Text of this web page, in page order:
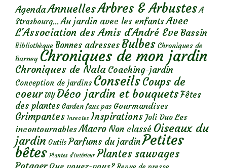
AgendaAnnuellesArbres & Arbustes A
Strasbourg... Au jardin avec les enfantsAvec
L'Association des Amis d'André Eve Bassin
Bibliothèque Bonnes adresses Bulbes Chroniques de
Barney Chroniques de mon jardin
Chroniques de Nala Coaching-jardin
Conception de jardins ConseilsCoups de
coeur DIY Déco jardin et bouquetsFêtes
des plantes Garden faux pas Gourmandises
Grimpantes Insectes Inspirations Joli Duo Les
incontournables Macro Non classé Oiseaux du
jardin Outils Parfums du jardinPetites
bêtes Plantes d’intérieur Plantes sauvages